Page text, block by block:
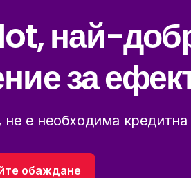
най-
за
не е необходима кредитна
обаждане